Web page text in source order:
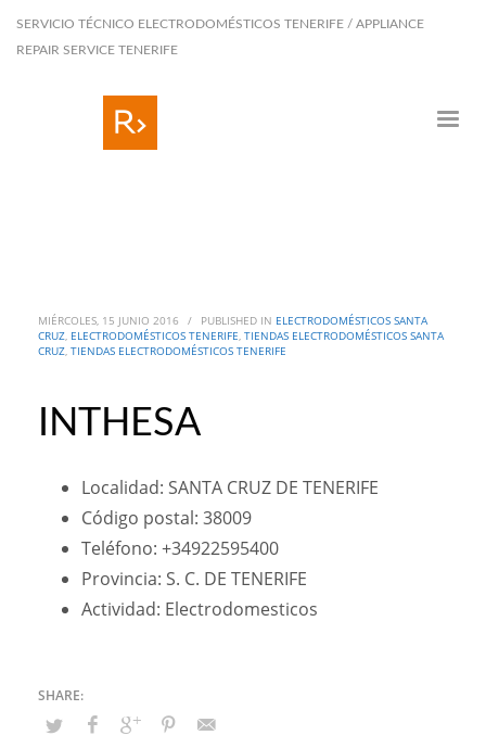
SERVICIO TÉCNICO ELECTRODOMÉSTICOS TENERIFE / APPLIANCE
REPAIR SERVICE TENERIFE
MIÉRCOLES, 15 JUNIO 2016 / PUBLISHED IN ELECTRODOMÉSTICOS SANTA
CRUZ, ELECTRODOMÉSTICOS TENERIFE, TIENDAS ELECTRODOMÉSTICOS SANTA
CRUZ, TIENDAS ELECTRODOMÉSTICOS TENERIFE
INTHESA
Localidad: SANTA CRUZ DE TENERIFE
Código postal: 38009
Teléfono: +34922595400
Provincia: S. C. DE TENERIFE
Actividad: Electrodomesticos